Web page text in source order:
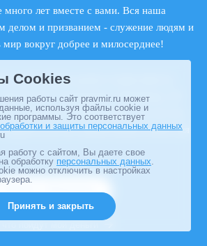
лет вместе с вами. Вся наша
делом и призванием - служение людям и
мир вокруг добрее и милосерднее!
дело можно делать только вместе.
вас о поддержке. Например, 50
или мало? Чашка кофе? Это не так
но это значительная сумма для
Помочь «Правмиру»
Cookies
работы сайт pravmir.ru может
используя файлы cookie и
программы. Это соответствует
и защиты персональных данных
работу с сайтом, Вы даете свое
обработку персональных данных.
можно отключить в настройках
Принять и закрыть